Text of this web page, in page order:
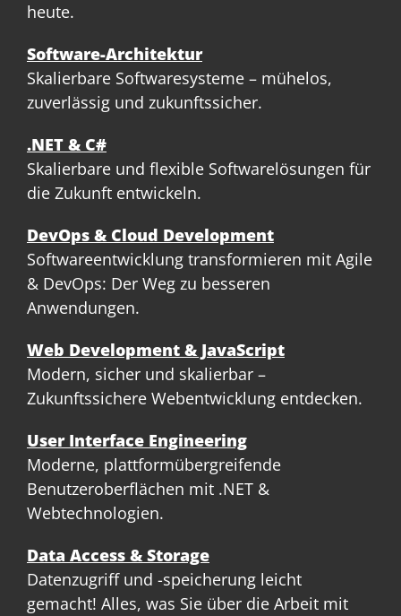
heute.
Software-Architektur
Skalierbare Softwaresysteme – mühelos,
zuverlässig und zukunftssicher.
.NET & C#
Skalierbare und flexible Softwarelösungen für
die Zukunft entwickeln.
DevOps & Cloud Development
Softwareentwicklung transformieren mit Agile
& DevOps: Der Weg zu besseren
Anwendungen.
Web Development & JavaScript
Modern, sicher und skalierbar –
Zukunftssichere Webentwicklung entdecken.
User Interface Engineering
Moderne, plattformübergreifende
Benutzeroberflächen mit .NET &
Webtechnologien.
Data Access & Storage
Datenzugriff und -speicherung leicht
gemacht! Alles, was Sie über die Arbeit mit